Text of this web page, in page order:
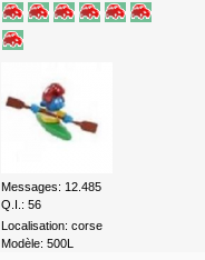
Messages: 12.485
Q.I.: 56
Localisation: corse
Modèle: 500L